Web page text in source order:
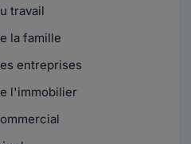
travail
la famille
entreprises
l'immobilier